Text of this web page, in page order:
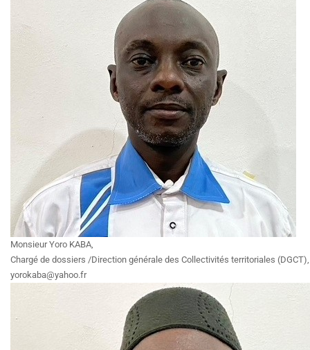
Monsieur Yoro KABA,
Chargé de dossiers /Direction générale des Collectivités territoriales
yorokaba@yahoo.fr